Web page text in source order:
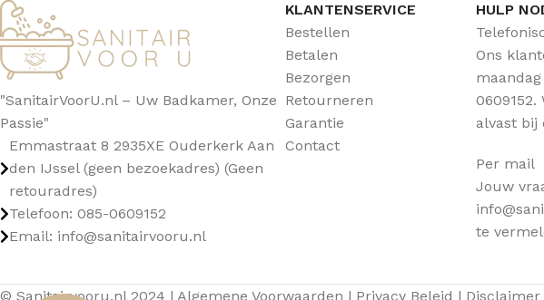
"SanitairVoorU.nl – Uw Badkamer, Onze
Passie"
Emmastraat 8 2935XE Ouderkerk Aan
den IJssel (geen bezoekadres) (Geen
retouradres)
Telefoon: 085-0609152
Email: info@sanitairvooru.nl
KLANTENSERVICE
Bestellen
Betalen
Bezorgen
Retourneren
Garantie
Contact
HULP
Ons
alvast bij
Per mail
Jouw
te
© Sanitairvooru.nl 2024 | Algemene Voorwaarden | Privacy Beleid | Disclaimer